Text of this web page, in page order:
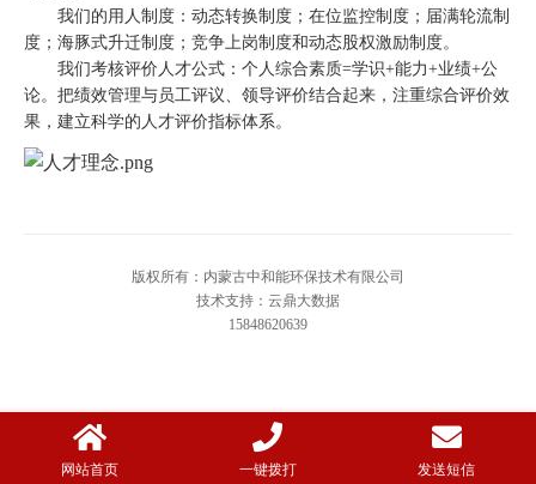
我们的用人制度：动态转换制度；在位监控制度；届满轮流制
度；海豚式升迁制度；竞争上岗制度和动态股权激励制度。
我们考核评价人才公式：个人综合素质=学识+能力+业绩+公
论。把绩效管理与员工评议、领导评价结合起来，注重综合评价效
果，建立科学的人才评价指标体系。
版权所有：内蒙古中和能环保技术有限公司
技术支持：云鼎大数据
15848620639
网站首页 一键拨打 发送短信